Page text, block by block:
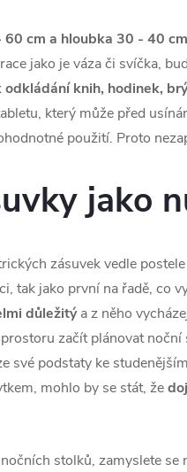
cm a hloubka 30 - 40 cm
jako je váza či svíčka,
knih, hodinek,
který může před
použití. Proto
jako
zásuvek vedle
tak jako první na řadě, co
důležitýa z něho
začít plánovat
své podstaty ke
mohlo by se stát, že
stolků, zamyslete se